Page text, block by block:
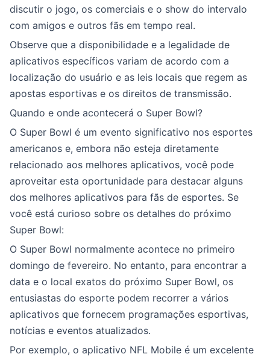
discutir o jogo, os comerciais e o show do intervalo
com amigos e outros fãs em tempo real.
Observe que a disponibilidade e a legalidade de
aplicativos específicos variam de acordo com a
localização do usuário e as leis locais que regem as
apostas esportivas e os direitos de transmissão.
Quando e onde acontecerá o Super Bowl?
O Super Bowl é um evento significativo nos esportes
americanos e, embora não esteja diretamente
relacionado aos melhores aplicativos, você pode
aproveitar esta oportunidade para destacar alguns
dos melhores aplicativos para fãs de esportes. Se
você está curioso sobre os detalhes do próximo
Super Bowl:
O Super Bowl normalmente acontece no primeiro
domingo de fevereiro. No entanto, para encontrar a
data e o local exatos do próximo Super Bowl, os
entusiastas do esporte podem recorrer a vários
aplicativos que fornecem programações esportivas,
notícias e eventos atualizados.
Por exemplo, o aplicativo NFL Mobile é um excelente